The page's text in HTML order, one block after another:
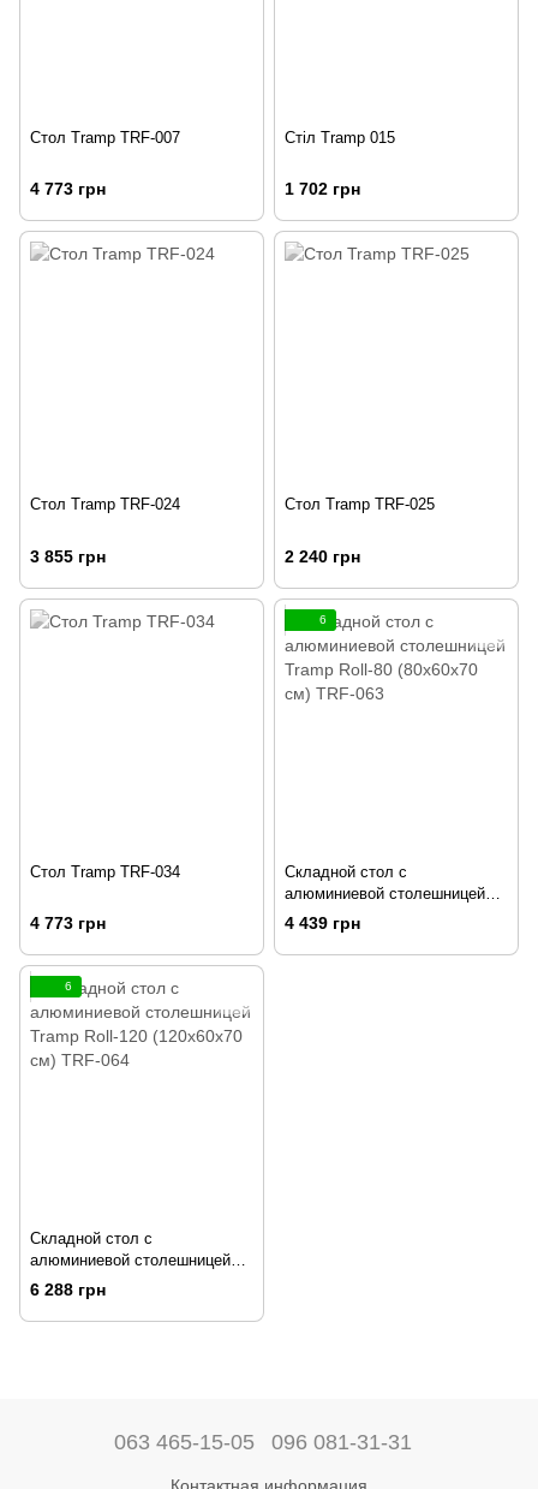
Стол Tramp TRF-007
4 773 грн
Стіл Tramp 015
1 702 грн
Стол Tramp TRF-024
3 855 грн
Стол Tramp TRF-025
2 240 грн
Стол Tramp TRF-034
4 773 грн
6
Складной стол с
алюминиевой столешницей
Tramp Roll-80 (80x60x70 см)
TRF-063
4 439 грн
6
Складной стол с
алюминиевой столешницей
Tramp Roll-120 (120x60x70 см)
TRF-064
6 288 грн
063 465-15-05 096 081-31-31